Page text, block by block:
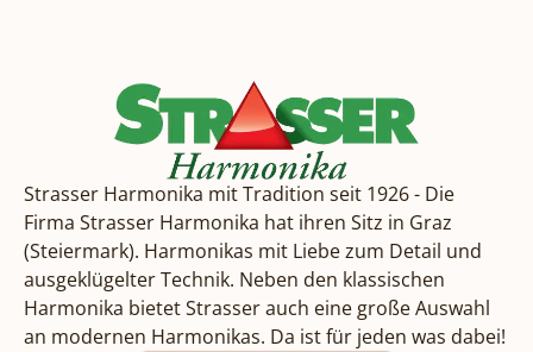
Strasser Harmonika mit Tradition seit 1926 - Die
Firma Strasser Harmonika hat ihren Sitz in Graz
(Steiermark). Harmonikas mit Liebe zum Detail und
ausgeklügelter Technik. Neben den klassischen
Harmonika bietet Strasser auch eine große Auswahl
an modernen Harmonikas. Da ist für jeden was dabei!